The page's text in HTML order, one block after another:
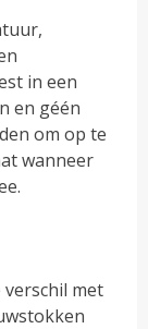
in een
en géén
om op te
wanneer
met